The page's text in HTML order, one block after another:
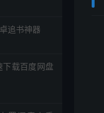
追书神器
载百度网盘